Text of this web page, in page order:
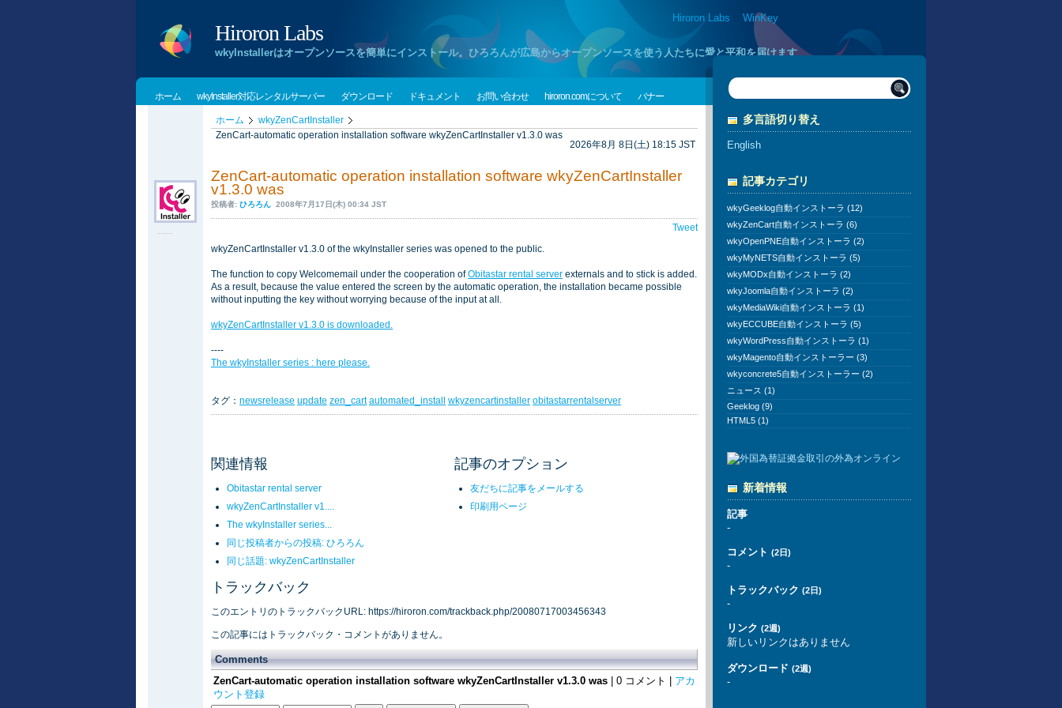
Hiroron Labs :: WinKey
Hiroron Labs
wkyInstallerはオープンソースを簡単にインストール。ひろろんが広島からオープンソースを使う人たちに愛と平和を届けます
ホーム wkyInstaller対応レンタルサーバー ダウンロード ドキュメント お問い合わせ hiroron.comについて バナー
ホーム
wkyZenCartInstaller
ZenCart-automatic operation installation software wkyZenCartInstaller v1.3.0 was
2026年8月 8日(土) 18:15 JST
ZenCart-automatic operation installation software wkyZenCartInstaller
v1.3.0 was
投稿者: ひろろん 2008年7月17日(木) 00:34 JST
Tweet
wkyZenCartInstaller v1.3.0 of the wkyInstaller series was opened to the public.
The function to copy Welcomemail under the cooperation ofObitastar rental server externals and to stick is added.
As a result, because the value entered the screen by the automatic operation, the installation became possible
without inputting the key without worrying because of the input at all.
wkyZenCartInstaller v1.3.0 is downloaded.
----
The wkyInstaller series : here please.
タグ： newsrelease update zen_cart automated_install wkyzencartinstaller obitastarrentalserver
関連情報
Obitastar rental server
wkyZenCartInstaller v1....
The wkyInstaller series...
同じ投稿者からの投稿: ひろろん
同じ話題: wkyZenCartInstaller
記事のオプション
友だちに記事をメールする
印刷用ページ
トラックバック
このエントリのトラックバックURL: https://hiroron.com/trackback.php/20080717003456343
この記事にはトラックバック・コメントがありません。
Comments
ZenCart-automatic operation installation software wkyZenCartInstaller v1.3.0 was
| 0 コメント | アカ
ウント登録
多言語切り替え
English
記事カテゴリ
wkyGeeklog自動インストーラ (12)
wkyZenCart自動インストーラ (6)
wkyOpenPNE自動インストーラ (2)
wkyMyNETS自動インストーラ (5)
wkyMODx自動インストーラ (2)
wkyJoomla自動インストーラ (2)
wkyMediaWiki自動インストーラ (1)
wkyECCUBE自動インストーラ (5)
wkyWordPress自動インストーラ (1)
wkyMagento自動インストーラー (3)
wkyconcrete5自動インストーラー (2)
ニュース (1)
Geeklog (9)
HTML5 (1)
新着情報
記事
-
コメント (2日)
-
トラックバック (2日)
-
リンク (2週)
新しいリンクはありません
ダウンロード (2週)
-